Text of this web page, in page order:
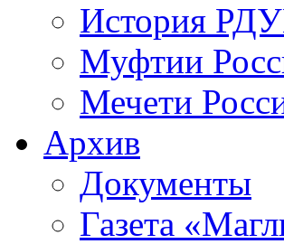
История
Муфтии
Мечети
Архив
Документы
Газета